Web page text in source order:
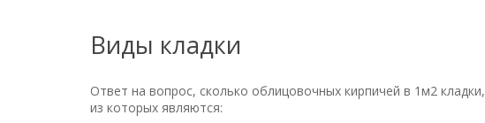
Виды кладки
Ответ на вопрос, сколько облицовочных кирпичей в 1м2
из которых являются: